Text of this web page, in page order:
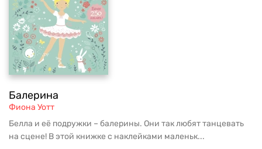
Балерина
Фиона Уотт
Белла и её подружки – балерины. Они так любят танцевать
на сцене! В этой книжке с наклейками маленьк...